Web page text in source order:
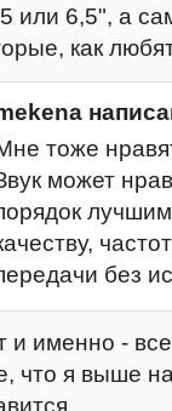
или 6,5", а
как
тоже
может
без
и именно -
что я выше